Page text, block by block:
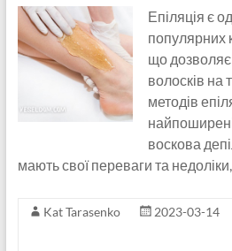
Епіляція є
популярних
що
волосків на
методів
воскова
мають свої переваги та
Kat Tarasenko 2023-03-14